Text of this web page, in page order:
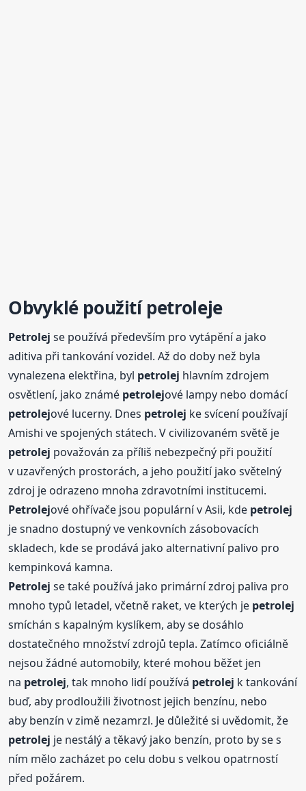
Obvyklé použitípetroleje
Petrolej se používá především pro vytápění a jako
aditiva při tankování vozidel. Až do doby než byla
vynalezena elektřina, byl petrolej hlavním zdrojem
osvětlení, jako známé petrolejové lampy nebo domácí
petrolejové lucerny. Dnes petrolej ke svícení používají
Amishi ve spojených státech. V civilizovaném světě je
petrolej považován za příliš nebezpečný při použití
v uzavřených prostorách, a jeho použití jako světelný
zdroj je odrazeno mnoha zdravotními institucemi.
Petrolejové ohřívače jsou populární v Asii, kde petrolej
je snadno dostupný ve venkovních zásobovacích
skladech, kde se prodává jako alternativní palivo pro
kempinková kamna.
Petrolej se také používá jako primární zdroj paliva pro
mnoho typů letadel, včetně raket, ve kterých je petrolej
smíchán s kapalným kyslíkem, aby se dosáhlo
dostatečného množství zdrojů tepla. Zatímco oficiálně
nejsou žádné automobily, které mohou běžet jen
na petrolej, tak mnoho lidí používá petrolej k tankování
buď, aby prodloužili životnost jejich benzínu, nebo
aby benzín v zimě nezamrzl. Je důležité si uvědomit, že
petrolej je nestálý a těkavý jako benzín, proto by se s
ním mělo zacházet po celu dobu s velkou opatrností
před požárem.